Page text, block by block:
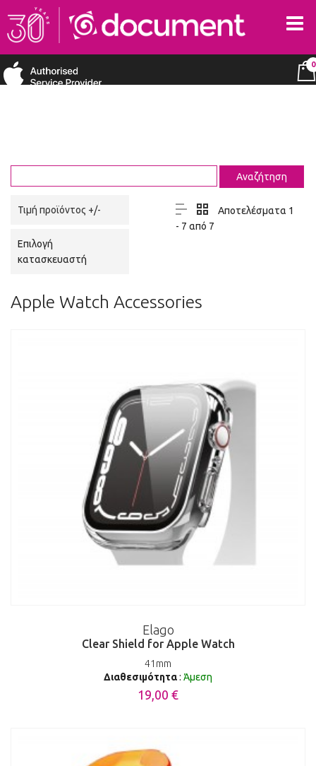
0
Τιμή προϊόντος +/-
Επιλογή
κατασκευαστή
Αποτελέσματα 1
- 7 από 7
Apple Watch Accessories
Elago
Clear Shield for Apple Watch
41mm
Διαθεσιμότητα: Άμεση
19,00 €